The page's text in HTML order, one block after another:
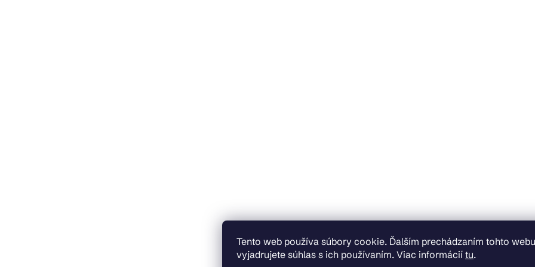
Tento web používa súbory cookie. Ďalším prechádzaním tohto webu
vyjadrujete súhlas s ich používaním. Viac informácií tu.